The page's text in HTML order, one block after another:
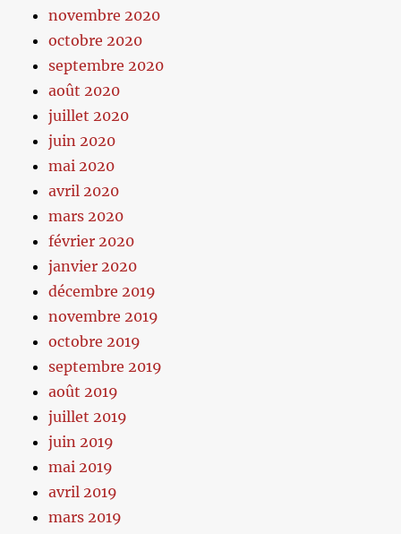
novembre 2020
octobre 2020
septembre 2020
août 2020
juillet 2020
juin 2020
mai 2020
avril 2020
mars 2020
février 2020
janvier 2020
décembre 2019
novembre 2019
octobre 2019
septembre 2019
août 2019
juillet 2019
juin 2019
mai 2019
avril 2019
mars 2019